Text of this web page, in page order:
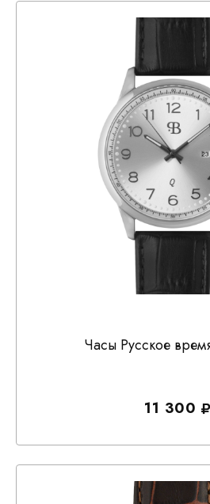
Часы Русское
11 300